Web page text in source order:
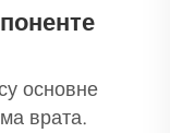
основне
врата.